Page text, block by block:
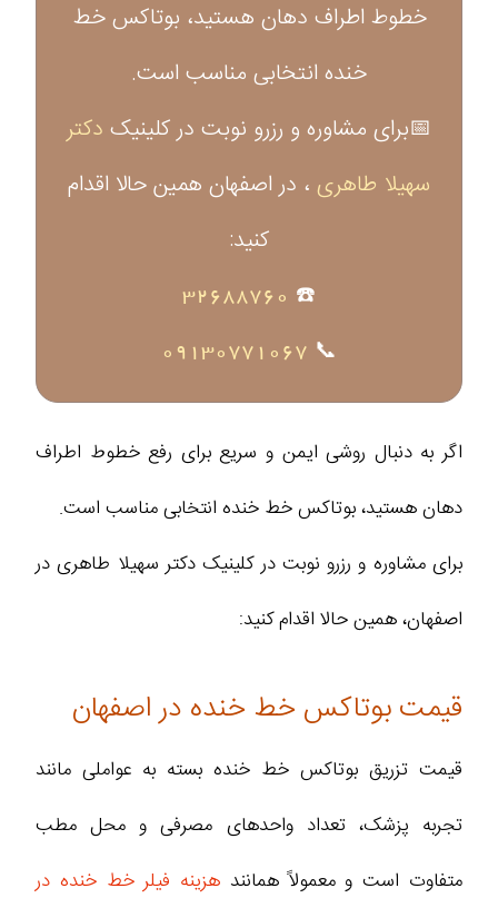
خطوط اطراف دهان هستید، بوتاکس خط
خنده انتخابی مناسب است.
📅برای مشاوره و رزرو نوبت در کلینیک دکتر
سهیلا طاهری ، در اصفهان همین حالا اقدام
کنید:
☎️
32688760
📞
09130771067
اگر به دنبال روشی ایمن و سریع برای رفع خطوط اطراف
دهان هستید، بوتاکس خط خنده انتخابی مناسب است.
برای مشاوره و رزرو نوبت در کلینیک دکتر سهیلا طاهری در
اصفهان، همین حالا اقدام کنید:
قیمت بوتاکس خط خنده در اصفهان
قیمت تزریق بوتاکس خط خنده بسته به عواملی مانند
تجربه پزشک، تعداد واحدهای مصرفی و محل مطب
متفاوت است و معمولاً همانند هزینه فیلر خط خنده در